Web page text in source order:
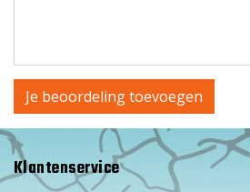
Je beoordeling toevoegen
Klantenservice